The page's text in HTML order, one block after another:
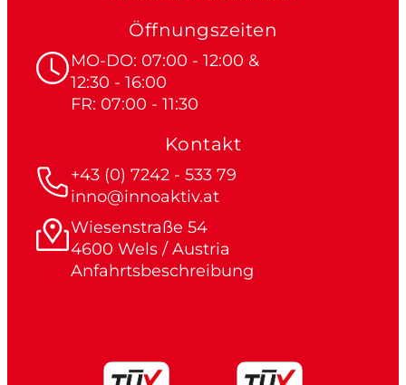
Öffnungszeiten
MO-DO: 07:00 - 12:00 &
12:30 - 16:00
FR: 07:00 - 11:30
Kontakt
+43 (0) 7242 - 533 79
inno@innoaktiv.at
Wiesenstraße 54
4600 Wels / Austria
Anfahrtsbeschreibung